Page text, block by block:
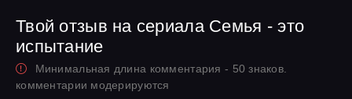
Твой отзыв на сериала Семья - это
испытание
Минимальная длина комментария - 50 знаков.
комментарии модерируются